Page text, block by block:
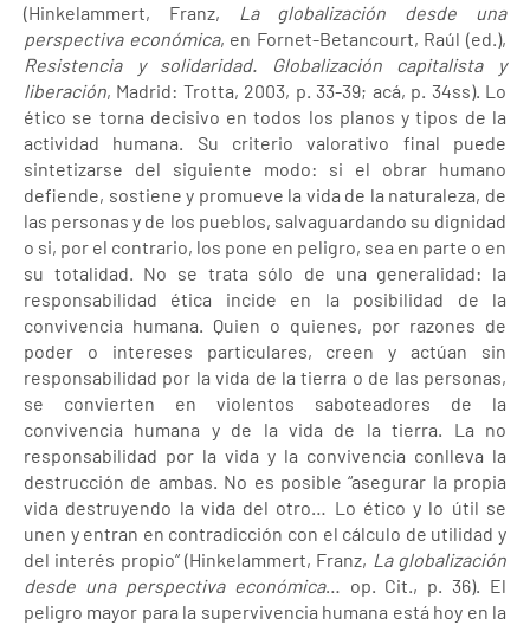
(Hinkelammert, Franz,
La globalización desde una
perspectiva económica, en Fornet-Betancourt, Raúl (ed.),
Resistencia y solidaridad. Globalización capitalista y
liberación, Madrid: Trotta, 2003, p. 33-39; acá, p. 34ss). Lo
ético se torna decisivo en todos los planos y tipos de la
actividad humana. Su criterio valorativo final puede
sintetizarse del siguiente modo: si el obrar humano
defiende, sostiene y promueve la vida de la naturaleza, de
las personas y de los pueblos, salvaguardando su dignidad
o si, por el contrario, los pone en peligro, sea en parte o en
su totalidad. No se trata sólo de una generalidad: la
responsabilidad ética incide en la posibilidad de la
convivencia humana. Quien o quienes, por razones de
poder o intereses particulares, creen y actúan sin
responsabilidad por la vida de la tierra o de las personas,
se convierten en violentos saboteadores de la
convivencia humana y de la vida de la tierra. La no
responsabilidad por la vida y la convivencia conlleva la
destrucción de ambas. No es posible “asegurar la propia
vida destruyendo la vida del otro… Lo ético y lo útil se
unen y entran en contradicción con el cálculo de utilidad y
del interés propio” (Hinkelammert, Franz, La globalización
desde una perspectiva económica… op. Cit., p. 36). El
peligro mayor para la supervivencia humana está hoy en la